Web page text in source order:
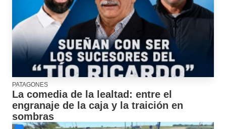
PATAGONES
La comedia de la lealtad: entre el
engranaje de la caja y la traición en
sombras